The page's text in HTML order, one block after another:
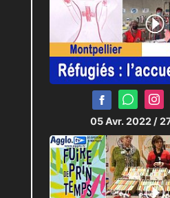
05 Avr. 2022 /